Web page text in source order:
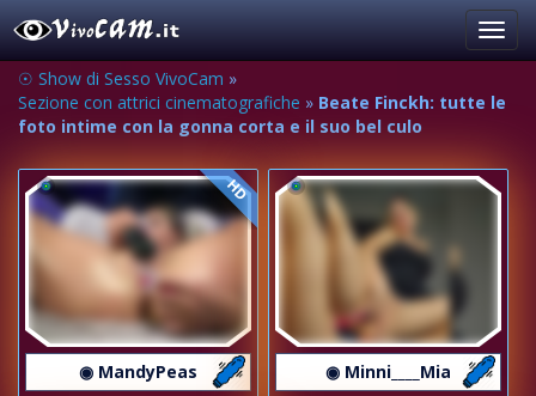
☉ Show di Sesso VivoCam »
Sezione con attrici cinematografiche » Beate Finckh: tutte le
foto intime con la gonna corta e il suo bel culo
HD
◉ MandyPeas
◉ Minni____Mia